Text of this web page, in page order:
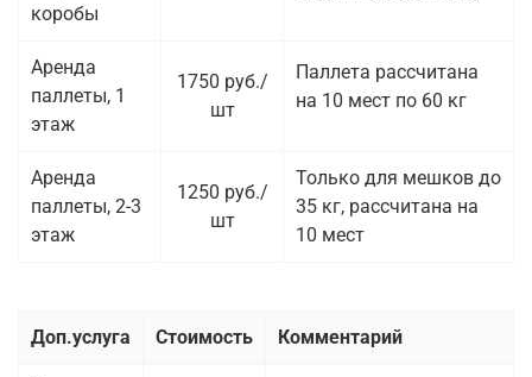
коробы
Аренда
паллеты, 1
этаж
1750 руб./
шт
Паллета рассчитана
на 10 мест по 60 кг
Аренда
паллеты, 2-3
этаж
1250 руб./
шт
Только для мешков до
35 кг, рассчитана на
10 мест
Доп.услуга Стоимость Комментарий